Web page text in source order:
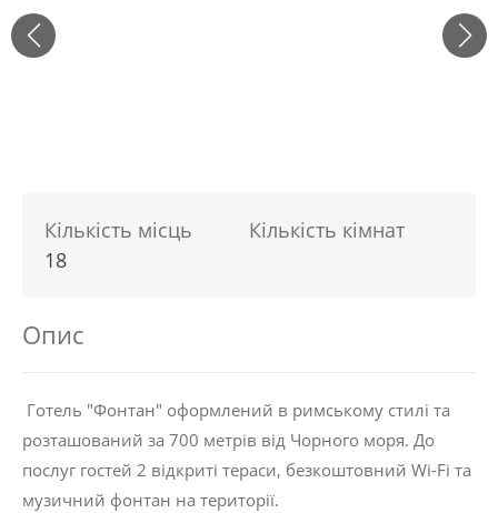
Кількість місць
18
Кількість кімнат
Опис
Готель "Фонтан" оформлений в римському стилі та
розташований за 700 метрів від Чорного моря. До
послуг гостей 2 відкриті тераси, безкоштовний Wi-Fi та
музичний фонтан на території.